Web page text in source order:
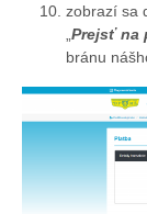
zobrazí sa
Prejsť na
bránu